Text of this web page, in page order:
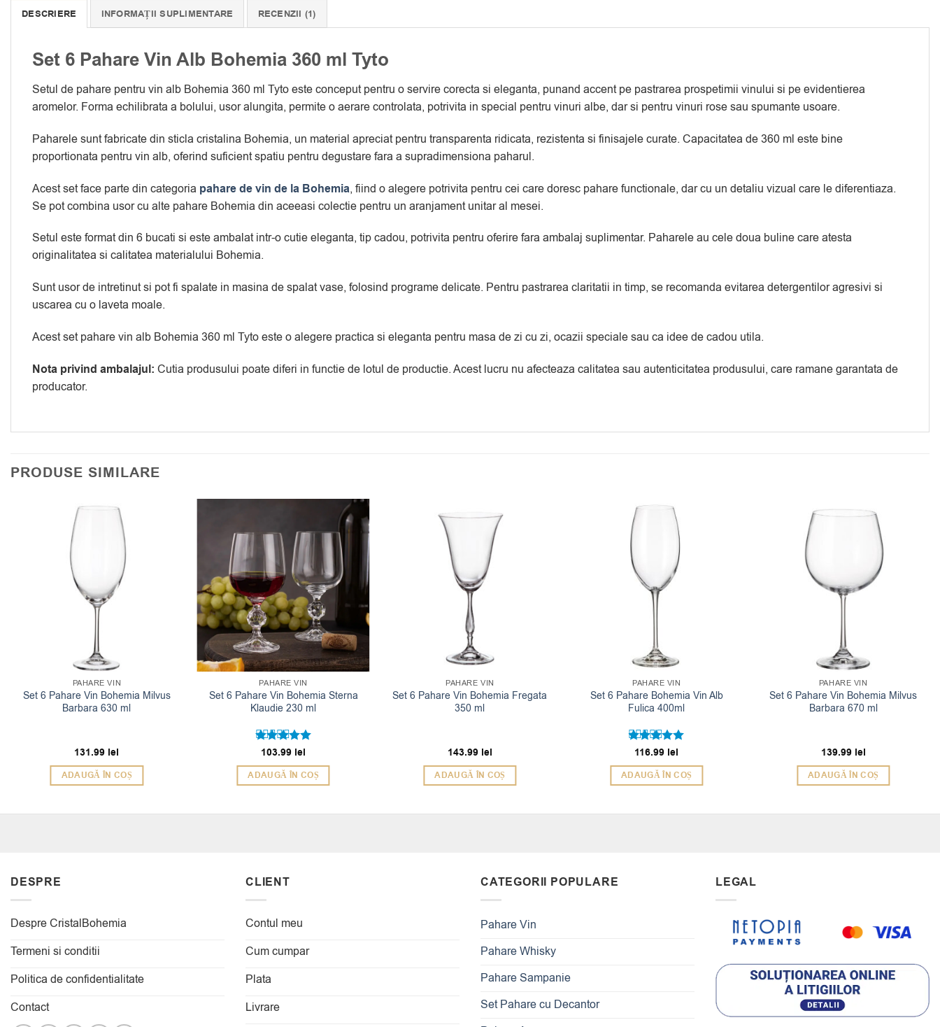
DESCRIERE INFORMAȚII SUPLIMENTARE RECENZII (1)
Set 6 Pahare Vin Alb Bohemia 360 ml Tyto
Setul de pahare pentru vin alb Bohemia 360 ml Tyto este conceput pentru o servire corecta si eleganta, punand accent pe pastrarea prospetimii vinului si pe evidentierea
aromelor. Forma echilibrata a bolului, usor alungita, permite o aerare controlata, potrivita in special pentru vinuri albe, dar si pentru vinuri rose sau spumante usoare.
Paharele sunt fabricate din sticla cristalina Bohemia, un material apreciat pentru transparenta ridicata, rezistenta si finisajele curate. Capacitatea de 360 ml este bine
proportionata pentru vin alb, oferind suficient spatiu pentru degustare fara a supradimensiona paharul.
Acest set face parte din categoria pahare de vin de la Bohemia, fiind o alegere potrivita pentru cei care doresc pahare functionale, dar cu un detaliu vizual care le diferentiaza.
Se pot combina usor cu alte pahare Bohemia din aceeasi colectie pentru un aranjament unitar al mesei.
Setul este format din 6 bucati si este ambalat intr-o cutie eleganta, tip cadou, potrivita pentru oferire fara ambalaj suplimentar. Paharele au cele doua buline care atesta
originalitatea si calitatea materialului Bohemia.
Sunt usor de intretinut si pot fi spalate in masina de spalat vase, folosind programe delicate. Pentru pastrarea claritatii in timp, se recomanda evitarea detergentilor agresivi si
uscarea cu o laveta moale.
Acest set pahare vin alb Bohemia 360 ml Tyto este o alegere practica si eleganta pentru masa de zi cu zi, ocazii speciale sau ca idee de cadou utila.
Nota privind ambalajul: Cutia produsului poate diferi in functie de lotul de productie. Acest lucru nu afecteaza calitatea sau autenticitatea produsului, care ramane garantata de
producator.
PRODUSE SIMILARE
PAHARE VIN
Set 6 Pahare Vin Bohemia Milvus
Barbara 630 ml
131.99 lei
ADAUGĂ ÎN COȘ
PAHARE VIN
Set 6 Pahare Vin Bohemia Sterna
Klaudie 230 ml
Evaluat la
5
103.99 lei
ADAUGĂ ÎN COȘ
PAHARE VIN
Set 6 Pahare Vin Bohemia Fregata
350 ml
143.99 lei
ADAUGĂ ÎN COȘ
PAHARE VIN
Set 6 Pahare Bohemia Vin Alb
Fulica 400ml
Evaluat la
5
116.99 lei
ADAUGĂ ÎN COȘ
PAHARE VIN
Set 6 Pahare Vin Bohemia Milvus
Barbara 670 ml
139.99 lei
ADAUGĂ ÎN COȘ
DESPRE
Despre CristalBohemia
Termeni si conditii
Politica de confidentialitate
Contact
CLIENT
Contul meu
Cum cumpar
Plata
Livrare
CATEGORII POPULARE
Pahare Vin
Pahare Whisky
Pahare Sampanie
Set Pahare cu Decantor
LEGAL